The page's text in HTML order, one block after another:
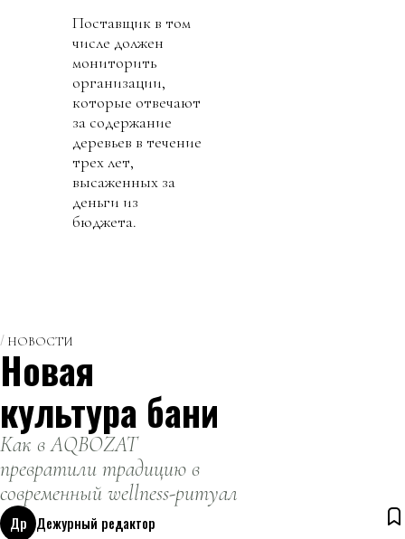
Поставщик в том
числе должен
мониторить
организации,
которые отвечают
за содержание
деревьев в течение
трех лет,
высаженных за
деньги из
бюджета.
НОВОСТИ
Новая
культура бани
Как в AQBOZAT
превратили традицию в
современный wellness-ритуал
Др Дежурный редактор